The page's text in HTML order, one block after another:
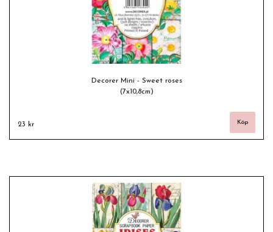
Decorer Mini - Sweet roses
(7x10,8cm)
23 kr